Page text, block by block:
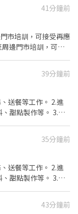
41分鐘前
市培訓，可接受再應
邊門市培訓，可接
上班地點按居住地，
鋪可能存在差異】
，即應徵店鋪與錄
容是你的成就感來
元排班獎勵金； 衝
特休假也會按比例
餐服務 送餐、確認出
39分鐘前
送餐等工作。 2.進
甜點製作等。 3.於
35分鐘前
送餐等工作。 2.進
甜點製作等。 3.於
43分鐘前